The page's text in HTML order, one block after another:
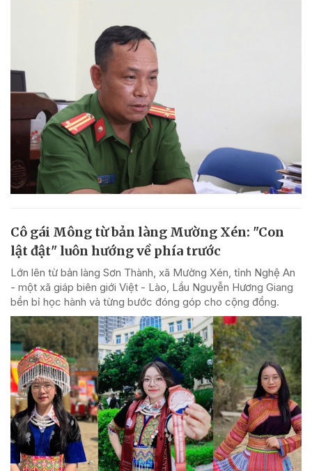
Cô gái Mông từ bản làng Mường Xén: "Con
lật đật" luôn hướng về phía trước
Lớn lên từ bản làng Sơn Thành, xã Mường Xén, tỉnh Nghệ An
- một xã giáp biên giới Việt - Lào, Lầu Nguyễn Hương Giang
bền bỉ học hành và từng bước đóng góp cho cộng đồng.